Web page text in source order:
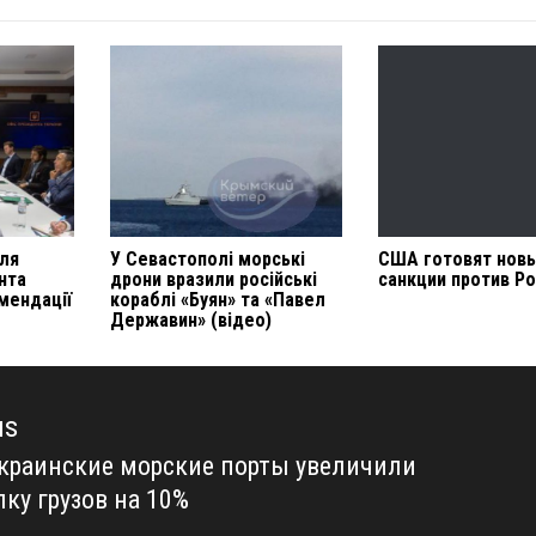
У Севастополі морські
дрони вразили російські
кораблі «Буян» та «Павел
Державин» (відео)
США готовят
санкции против
морские порты увеличили
грузов на 10%